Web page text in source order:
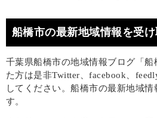
船橋市の最新地域情報を受
千葉県船橋市の地域情報ブログ「船
た方は是非Twitter、facebook、
してください。船橋市の最新地域情
す。